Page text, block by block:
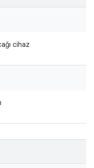
cihaz